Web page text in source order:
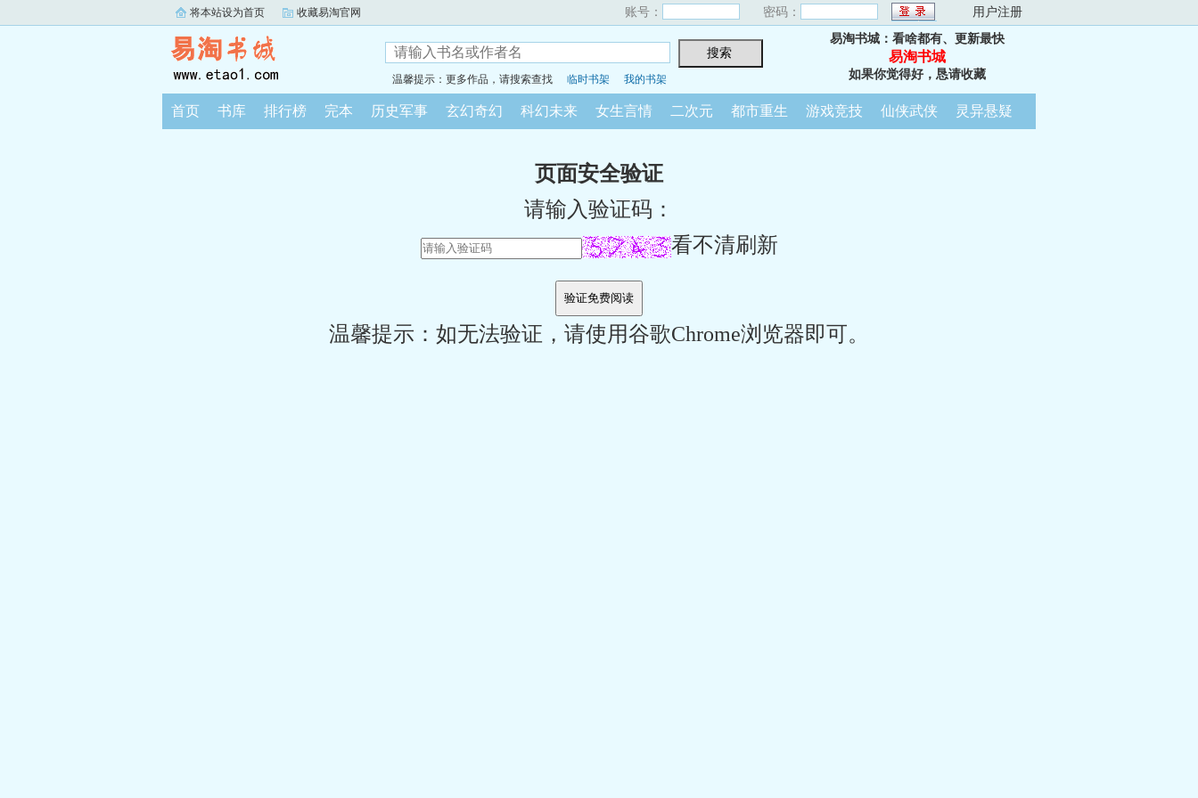
将本站设为首页 收藏易淘官网 账号： 密码： 用户注册
温馨提示：更多作品，请搜索查找 临时书架 我的书架
易淘书城：看啥都有、更新最快
易淘书城
如果你觉得好，恳请收藏
首页 书库 排行榜 完本 历史军事 玄幻奇幻 科幻未来 女生言情 二次元 都市重生 游戏竞技 仙侠武侠 灵异悬疑
页面安全验证
请输入验证码：
看不清刷新
温馨提示：如无法验证，请使用谷歌Chrome浏览器即可。